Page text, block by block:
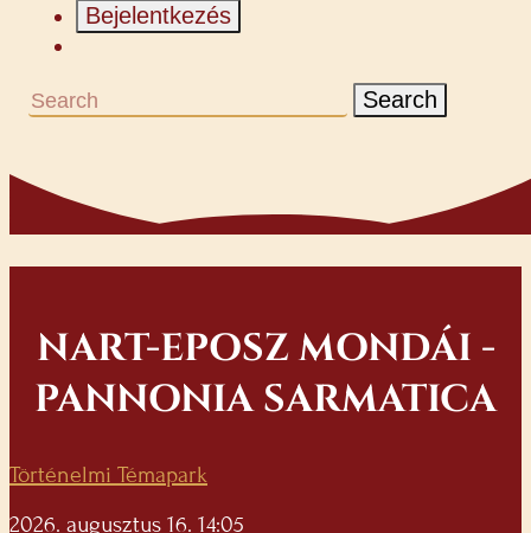
Bejelentkezés
Search
NART-EPOSZ MONDÁI -
PANNONIA SARMATICA
Történelmi Témapark
2026. augusztus 16. 14:05